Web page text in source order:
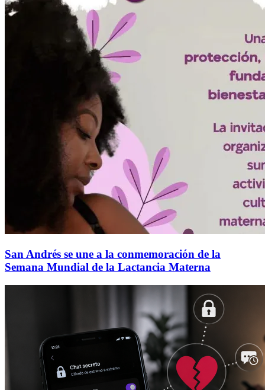
San Andrés se une a la conmemoración de la
Semana Mundial de la Lactancia Materna